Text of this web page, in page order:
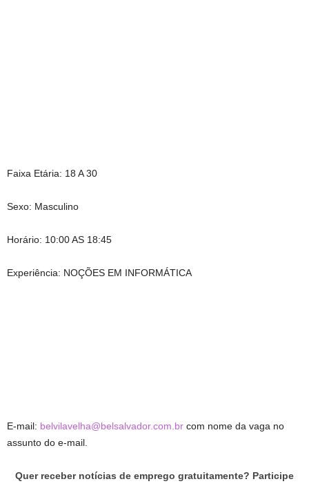
Faixa Etária: 18 A 30
Sexo: Masculino
Horário: 10:00 AS 18:45
Experiência: NOÇÕES EM INFORMÁTICA
E-mail: belvilavelha@belsalvador.com.br com nome da vaga no
assunto do e-mail.
Quer receber notícias de emprego gratuitamente? Participe